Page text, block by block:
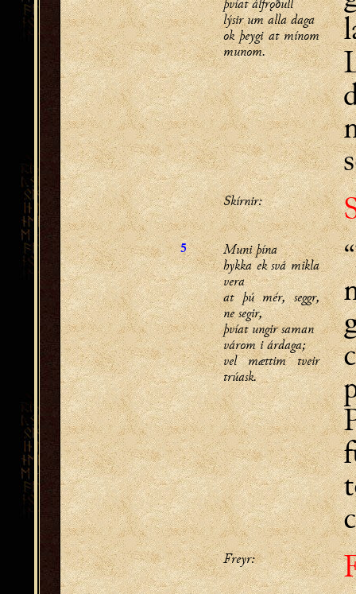
lýsir um alla daga
ok þeygi at mínom
munom.
Skírnir:
5
Muni þína
hykka ek svá mikla
vera
at þú mér, seggr,
ne segir,
þvíat ungir saman
várom i árdaga;
vel mættim tveir
trúask.
Freyr: